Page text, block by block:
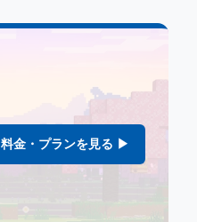
料金・プランを見る ▶